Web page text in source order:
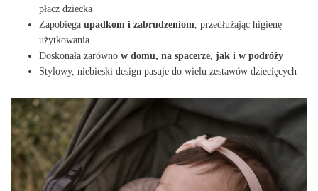
płacz dziecka
Zapobiega upadkom i zabrudzeniom, przedłużając higienę
użytkowania
Doskonała zarówno w domu, na spacerze, jak i w podróży
Stylowy, niebieski design pasuje do wielu zestawów dziecięcych